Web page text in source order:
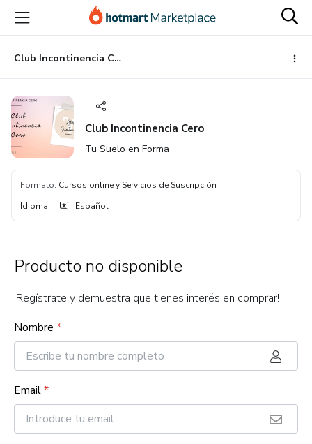
principal
página
de
página
Club Incontinencia Cero
Club Incontinencia Cero
Tu Suelo en Forma
Formato: Cursos online y Servicios de Suscripción
Idioma: Español
Producto no disponible
¡Regístrate y demuestra que tienes interés en comprar!
Nombre *
Email*